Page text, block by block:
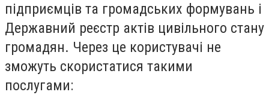
підприємців та громадських формувань і
Державний реєстр актів цивільного стану
громадян. Через це користувачі не
зможуть скористатися такими
послугами: